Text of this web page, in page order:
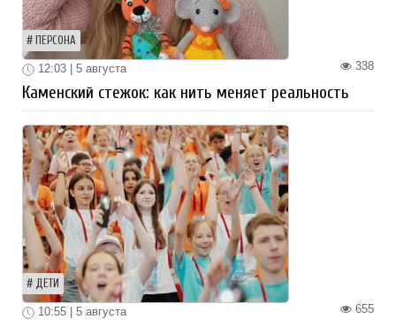
ПЕРСОНА
338
12:03 | 5 августа
Каменский стежок: как нить меняет реальность
ДЕТИ
655
10:55 | 5 августа